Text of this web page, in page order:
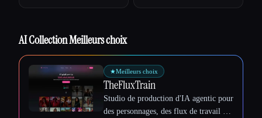
Esc
AI Collection Meilleurs choix
★Meilleurs choix
TheFluxTrain
Studio de production d'IA agentic pour
des personnages, des flux de travail et